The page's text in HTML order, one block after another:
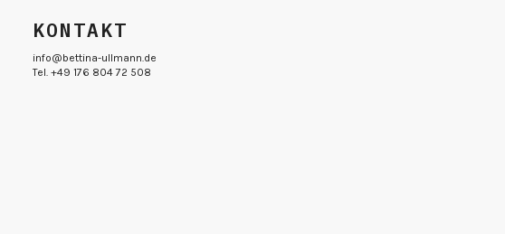
KONTAKT
info@bettina-ullmann.de
Tel. +49 176 804 72 508